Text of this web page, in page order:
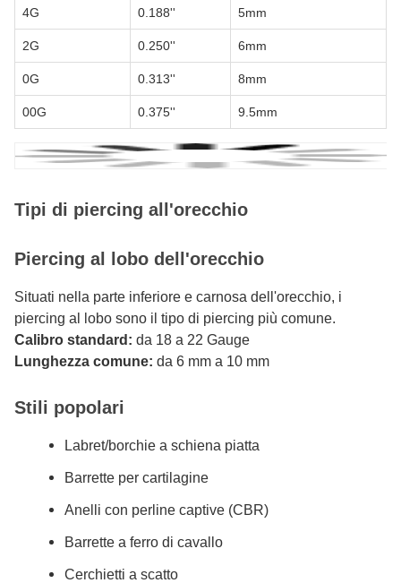
4G 0.188'' 5mm
2G 0.250'' 6mm
0G 0.313'' 8mm
00G 0.375'' 9.5mm
Tipi di piercing all'orecchio
Piercing al lobo dell'orecchio
Situati nella parte inferiore e carnosa dell'orecchio, i
piercing al lobo sono il tipo di piercing più comune.
Calibro standard: da 18 a 22 Gauge
Lunghezza comune: da 6 mm a 10 mm
Stili popolari
Labret/borchie a schiena piatta
Barrette per cartilagine
Anelli con perline captive (CBR)
Barrette a ferro di cavallo
Cerchietti a scatto